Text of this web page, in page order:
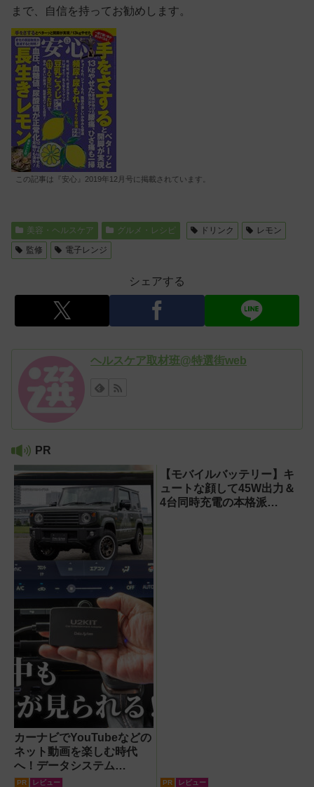
まで、自信を持ってお勧めします。
この記事は『安心』2019年12月号に掲載されています。
美容・ヘルスケア グルメ・レシピ ドリンク
レモン
監修
電子レンジ
シェアする
ヘルスケア取材班@特選街web
PR
カーナビでYouTubeなどの
ネット動画を楽しむ時代
へ！データシステム
『U2KIT』がドライブを変
PR レビュー
【モバイルバッテリー】キ
ュートな顔して45W出力＆
4台同時充電の本格派
PR レビュー